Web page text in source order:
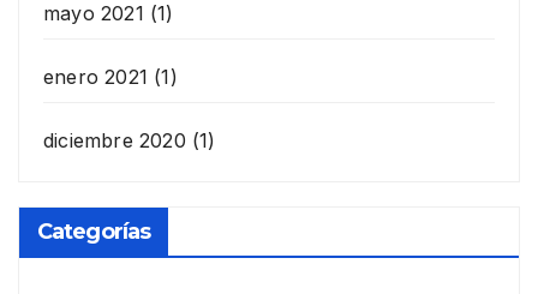
mayo 2021 (1)
enero 2021 (1)
diciembre 2020 (1)
Categorías